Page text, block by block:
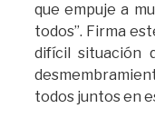
que empuje a
todos”. Firma
difícil situación
todos juntos en